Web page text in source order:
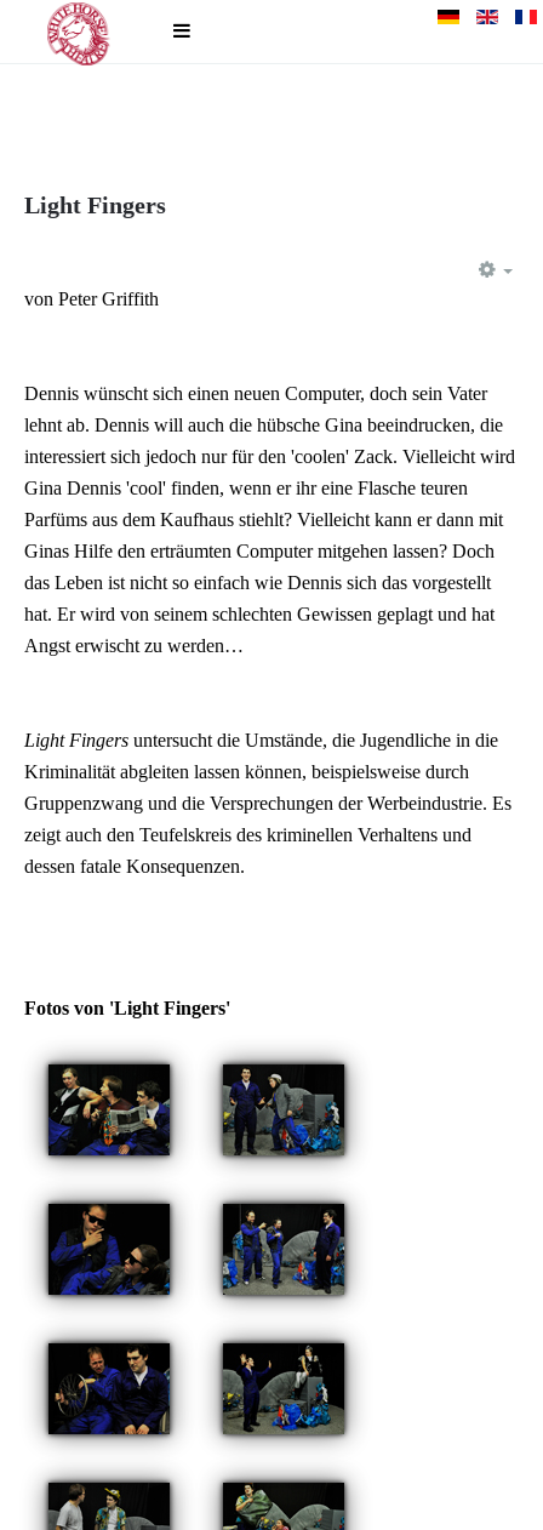
Light Fingers
von Peter Griffith
Dennis wünscht sich einen neuen Computer, doch sein Vater
lehnt ab. Dennis will auch die hübsche Gina beeindrucken, die
interessiert sich jedoch nur für den 'coolen' Zack. Vielleicht wird
Gina Dennis 'cool' finden, wenn er ihr eine Flasche teuren
Parfüms aus dem Kaufhaus stiehlt? Vielleicht kann er dann mit
Ginas Hilfe den erträumten Computer mitgehen lassen? Doch
das Leben ist nicht so einfach wie Dennis sich das vorgestellt
hat. Er wird von seinem schlechten Gewissen geplagt und hat
Angst erwischt zu werden…
Light Fingers untersucht die Umstände, die Jugendliche in die
Kriminalität abgleiten lassen können, beispielsweise durch
Gruppenzwang und die Versprechungen der Werbeindustrie. Es
zeigt auch den Teufelskreis des kriminellen Verhaltens und
dessen fatale Konsequenzen.
Fotos von 'Light Fingers'